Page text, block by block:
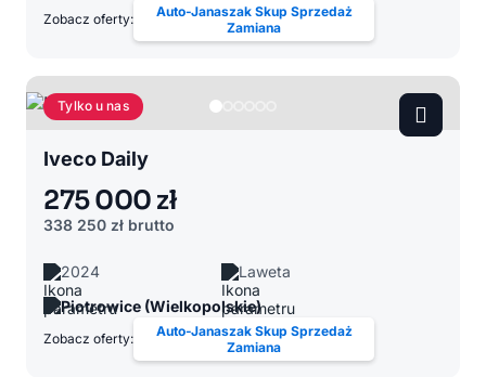
Zobacz oferty:
Auto-Janaszak Skup Sprzedaż
Zamiana
Tylko u nas
Iveco Daily
275 000 zł
338 250 zł brutto
2024
Laweta
Piotrowice (Wielkopolskie)
Zobacz oferty:
Auto-Janaszak Skup Sprzedaż
Zamiana